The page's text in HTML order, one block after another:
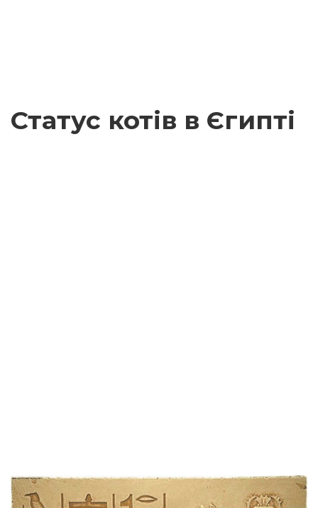
Статус котів в Єгипті